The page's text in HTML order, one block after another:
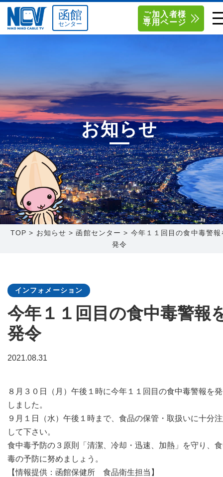
南東北センター（福島） 0120-173-577
函館センター 0138-34-2525
新潟センター 025-210-1200
単品料金
お得なセットプラン
料金シミュレーション
サポート
Q&A
センター情報
お問い合わせ
お申し込み
南東北センター(米沢)
〒992-0044
山形県米沢市春日四丁目2-75
0238-24-2525
営業時間 9:00～18:00
南東北センター(福島)
〒960-8252
福島県福島市御山字一本松17-1-
1
0120-173-577
営業時間 9:15～18:00
〒041-0801
0138-34-2525
函館
センター
ご加入者様
専用ページ
お知らせ
TOP > お知らせ > 函館センター > 今年１１回目の食中毒警報
発令
インフォメーション
今年１１回目の食中毒警報
発令
2021.08.31
８月３０日（月）午後１時に今年１１回目の食中毒警報を
しました。
９月１日（水）午後１時まで、食品の保管・取扱いに十分
して下さい。
食中毒予防の３原則「清潔、冷却・迅速、加熱」を守り、
毒の予防に努めましょう。
【情報提供：函館保健所 食品衛生担当】